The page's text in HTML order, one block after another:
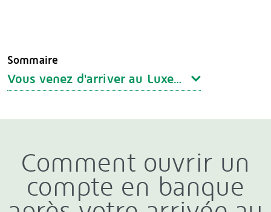
Sommaire
Vous venez d'arriver au Luxembourg
Comment ouvrir un
compte en banque